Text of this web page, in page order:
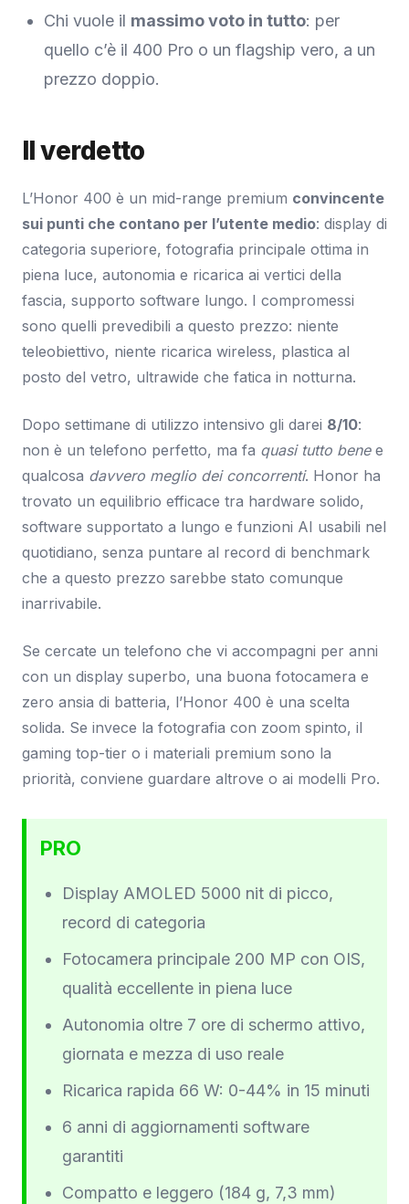
Chi vuole il massimo voto in tutto: per
quello c’è il 400 Pro o un flagship vero, a un
prezzo doppio.
Il verdetto
L’Honor 400 è un mid-range premium convincente
sui punti che contano per l’utente medio: display di
categoria superiore, fotografia principale ottima in
piena luce, autonomia e ricarica ai vertici della
fascia, supporto software lungo. I compromessi
sono quelli prevedibili a questo prezzo: niente
teleobiettivo, niente ricarica wireless, plastica al
posto del vetro, ultrawide che fatica in notturna.
Dopo settimane di utilizzo intensivo gli darei 8/10:
non è un telefono perfetto, ma fa quasi tutto benee
qualcosa davvero meglio dei concorrenti. Honor ha
trovato un equilibrio efficace tra hardware solido,
software supportato a lungo e funzioni AI usabili nel
quotidiano, senza puntare al record di benchmark
che a questo prezzo sarebbe stato comunque
inarrivabile.
Se cercate un telefono che vi accompagni per anni
con un display superbo, una buona fotocamera e
zero ansia di batteria, l’Honor 400 è una scelta
solida. Se invece la fotografia con zoom spinto, il
gaming top-tier o i materiali premium sono la
priorità, conviene guardare altrove o ai modelli Pro.
PRO
Display AMOLED 5000 nit di picco,
record di categoria
Fotocamera principale 200 MP con OIS,
qualità eccellente in piena luce
Autonomia oltre 7 ore di schermo attivo,
giornata e mezza di uso reale
Ricarica rapida 66 W: 0-44% in 15 minuti
6 anni di aggiornamenti software
garantiti
Compatto e leggero (184 g, 7,3 mm)